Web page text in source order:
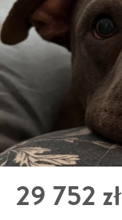
29 752 zł